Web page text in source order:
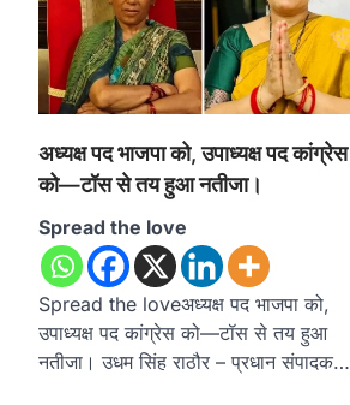
अध्यक्ष पद भाजपा को, उपाध्यक्ष पद कांग्रेस
को—टॉस से तय हुआ नतीजा।
Spread the love
Spread the loveअध्यक्ष पद भाजपा को,
उपाध्यक्ष पद कांग्रेस को—टॉस से तय हुआ
नतीजा। उधम सिंह राठौर – प्रधान संपादक…